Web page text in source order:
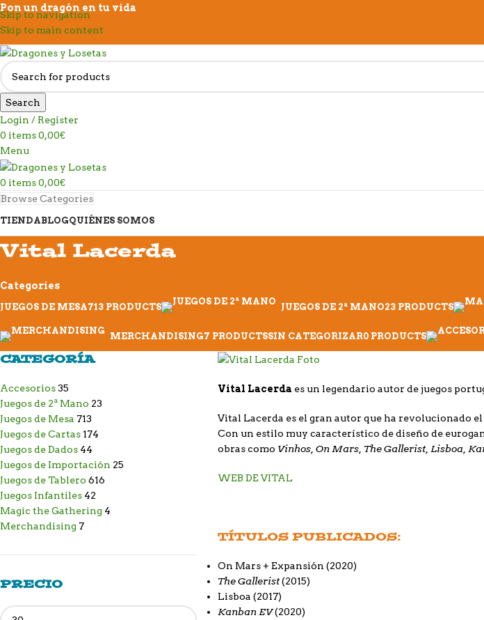
Skip to navigation
Skip to main content
Pon un dragón en tu vida
Search
Login / Register
0 items0,00€
Menu
0 items0,00€
Browse Categories
TIENDABLOGQUIÉNES SOMOS
Vital Lacerda
Categories
JUEGOS DE MESA713 PRODUCTS JUEGOS DE 2ª MANO23 PRODUCTS
MERCHANDISING7 PRODUCTSSIN CATEGORIZAR0 PRODUCTS
CATEGORÍA
Accesorios35
Juegos de 2ª Mano 23
Juegos de Mesa 713
Juegos de Cartas 174
Juegos de Dados 44
Juegos de Importación 25
Juegos de Tablero 616
Juegos Infantiles 42
Magic the Gathering 4
Merchandising 7
PRECIO
Vital Lacerda es un legendario autor de juegos
Vital Lacerda es el gran autor que ha revolucionado
Con un estilo muy característico de diseño de
obras como Vinhos, On Mars, The Gallerist, Lisboa,
WEB DE VITAL
TÍTULOS PUBLICADOS:
On Mars + Expansión (2020)
The Gallerist(2015)
Lisboa (2017)
Kanban EV(2020)